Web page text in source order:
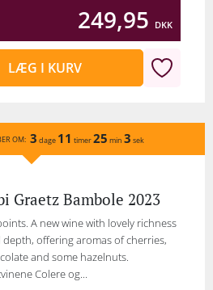
249,95 DKK
LÆG I KURV
OM: 3 dage 11 timer25 min 3 sek
Graetz Bambole 2023
A new wine with lovely richness
depth, offering aromas of cherries,
and some hazelnuts.
Colere og...